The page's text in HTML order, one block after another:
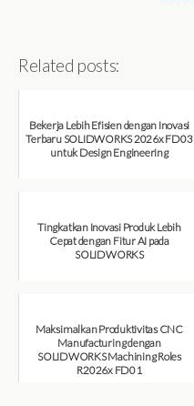
Related posts:
Bekerja Lebih Efisien dengan Inovasi
Terbaru SOLIDWORKS 2026x FD03
untuk Design Engineering
Tingkatkan Inovasi Produk Lebih
Cepat dengan Fitur AI pada
SOLIDWORKS
Maksimalkan Produktivitas CNC
Manufacturing dengan
SOLIDWORKS Machining Roles
R2026x FD01